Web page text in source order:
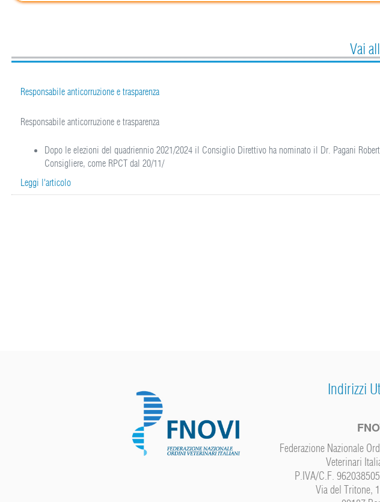
Vai
Responsabile anticorruzione e trasparenza
Responsabile anticorruzione e trasparenza
Dopo le elezioni del quadriennio 2021/2024 il Consiglio Direttivo ha nominato il Dr. Pagani
Consigliere, come RPCT dal 20/11/
Leggi l'articolo
Indirizzi
Federazione Nazionale
Veterinari
P.IVA/C.F.
Via del Tritone,